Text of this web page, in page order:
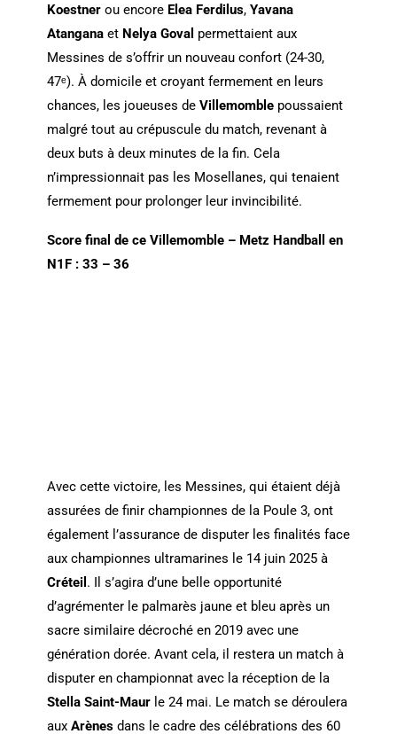
Koestnerou encore Elea Ferdilus, Yavana
Atanganaet Nelya Goval permettaient aux
Messines de s’offrir un nouveau confort (24-30,
47ᵉ). À domicile et croyant fermement en leurs
chances, les joueuses de Villemomblepoussaient
malgré tout au crépuscule du match, revenant à
deux buts à deux minutes de la fin. Cela
n’impressionnait pas les Mosellanes, qui tenaient
fermement pour prolonger leur invincibilité.
Score final de ce Villemomble – Metz Handball en
N1F : 33 – 36
Avec cette victoire, les Messines, qui étaient déjà
assurées de finir championnes de la Poule 3, ont
également l’assurance de disputer les finalités face
aux championnes ultramarines le 14 juin 2025 à
Créteil . Il s’agira d’une belle opportunité
d’agrémenter le palmarès jaune et bleu après un
sacre similaire décroché en 2019 avec une
génération dorée. Avant cela, il restera un match à
disputer en championnat avec la réception de la
Stella Saint-Maurle 24 mai. Le match se déroulera
aux Arènesdans le cadre des célébrations des 60